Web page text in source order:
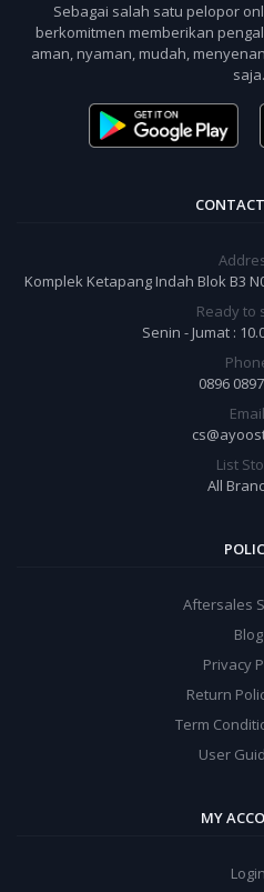
Sebagai salah satu pelopor
berkomitmen memberikan
aman, nyaman, mudah,
saja.
Komplek Ketapang Indah Blok B3
Ready to
Senin - Jumat :
0896
List
All
Aftersales
Blog
Privacy
Return
Term
User
MY
Login